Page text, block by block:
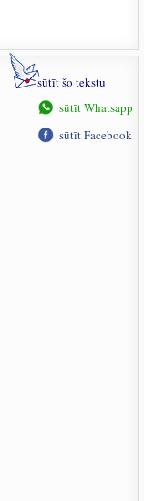
sūtīt šo tekstu
sūtīt Whatsapp
sūtīt Facebook